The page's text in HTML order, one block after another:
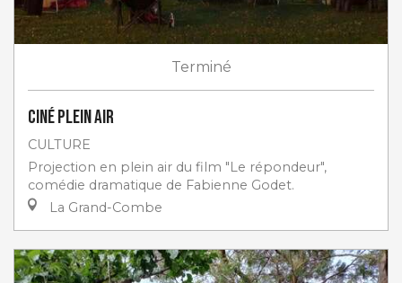
Terminé
Ciné plein air
CULTURE
Projection en plein air du film "Le répondeur",
comédie dramatique de Fabienne Godet.
La Grand-Combe